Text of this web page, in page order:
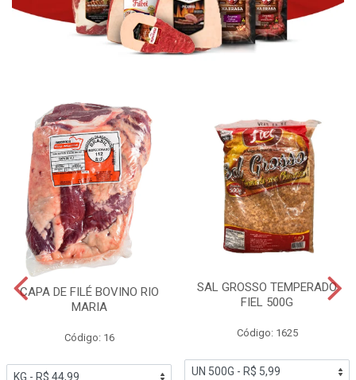
CAPA DE FILÉ BOVINO RIO
MARIA
Código: 16
SAL GROSSO TEMPERADO
FIEL 500G
Código: 1625